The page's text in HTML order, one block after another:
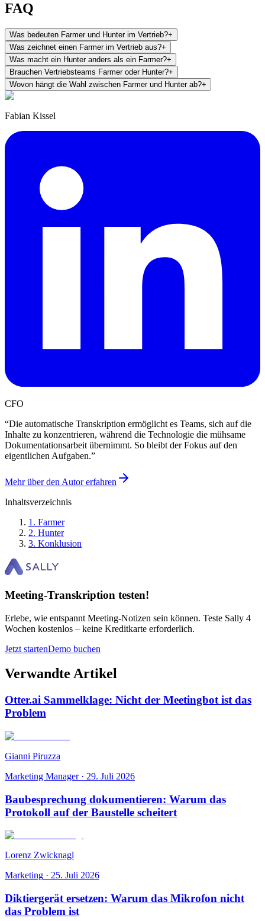
FAQ
Was bedeuten Farmer und Hunter im Vertrieb?+
Was zeichnet einen Farmer im Vertrieb aus?+
Was macht ein Hunter anders als ein Farmer?+
Brauchen Vertriebsteams Farmer oder Hunter?+
Wovon hängt die Wahl zwischen Farmer und Hunter ab?+
Fabian Kissel
CFO
“Die automatische Transkription ermöglicht es Teams, sich auf die
Inhalte zu konzentrieren, während die Technologie die mühsame
Dokumentationsarbeit übernimmt. So bleibt der Fokus auf den
eigentlichen Aufgaben.”
Mehr über den Autor erfahren
Inhaltsverzeichnis
1 . Farmer
2. Hunter
3. Konklusion
Meeting-Transkription testen!
Erlebe, wie entspannt Meeting-Notizen sein können. Teste Sally 4
Wochen kostenlos – keine Kreditkarte erforderlich.
Jetzt startenDemo buchen
Verwandte Artikel
Otter.ai Sammelklage: Nicht der Meetingbot ist das
Problem
Gianni Piruzza
Marketing Manager· 29. Juli 2026
Baubesprechung dokumentieren: Warum das
Protokoll auf der Baustelle scheitert
Lorenz Zwicknagl
Marketing · 25. Juli 2026
Diktiergerät ersetzen: Warum das Mikrofon nicht
das Problem ist